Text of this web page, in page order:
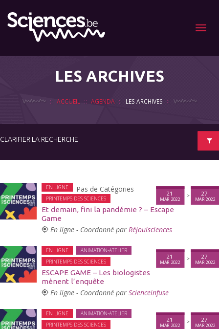
Menu
LES ARCHIVES
ACCUEIL AGENDA LES ARCHIVES
CLARIFIER LA RECHERCHE
EN LIGNE Pas de Catégories
PRINTEMPS DES SCIENCES
Et demain, fini la pandémie ? – Escape
Game
21
MAR 2022
> 27
MAR 2022
En ligne - Coordonné par Réjouisciences
EN LIGNE
ANIMATION-ATELIER
PRINTEMPS DES SCIENCES
ESCAPE GAME – Les biologistes
mènent l’enquête
21
MAR 2022
> 27
MAR 2022
En ligne - Coordonné par Scienceinfuse
EN LIGNE
ANIMATION-ATELIER
PRINTEMPS DES SCIENCES
21
MAR 2022
> 27
MAR 2022